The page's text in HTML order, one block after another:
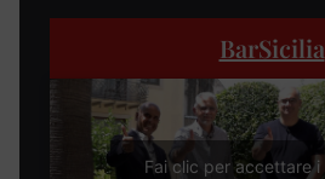
BarSicilia
Fai clic per accettare i